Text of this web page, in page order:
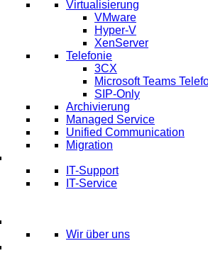
Virtualisierung
VMware
Hyper-V
XenServer
Telefonie
3CX
Microsoft Teams
SIP-Only
Archivierung
Managed Service
Unified Communication
Migration
IT-Support
IT-Service
Wir über uns